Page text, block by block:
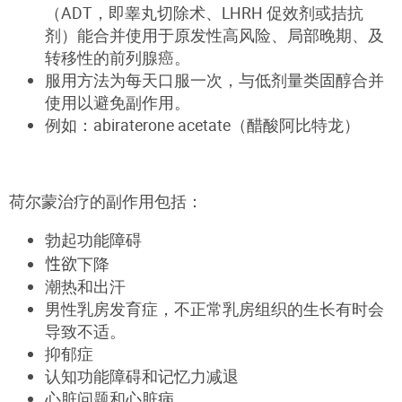
（ADT，即睾丸切除术、LHRH 促效剂或拮抗
剂）能合并使用于原发性高风险、局部晚期、及
转移性的前列腺癌。
服用方法为每天口服一次，与低剂量类固醇合并
使用以避免副作用。
例如：abiraterone acetate（醋酸阿比特龙）
荷尔蒙治疗的副作用包括：
勃起功能障碍
性欲下降
潮热和出汗
男性乳房发育症，不正常乳房组织的生长有时会
导致不适。
抑郁症
认知功能障碍和记忆力减退